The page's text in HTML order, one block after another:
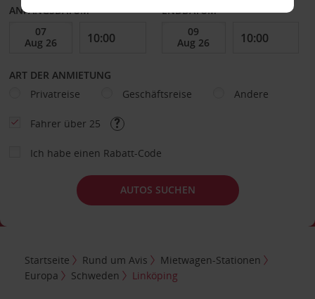
ANFANGSDATUM ENDDATUM
ART DER ANMIETUNG
Privatreise
Geschäftsreise Andere
Fahrer über 25
Ich habe einen Rabatt-Code
AUTOS SUCHEN
Startseite Rund um Avis
Mietwagen-Stationen
Europa
Schweden Linköping